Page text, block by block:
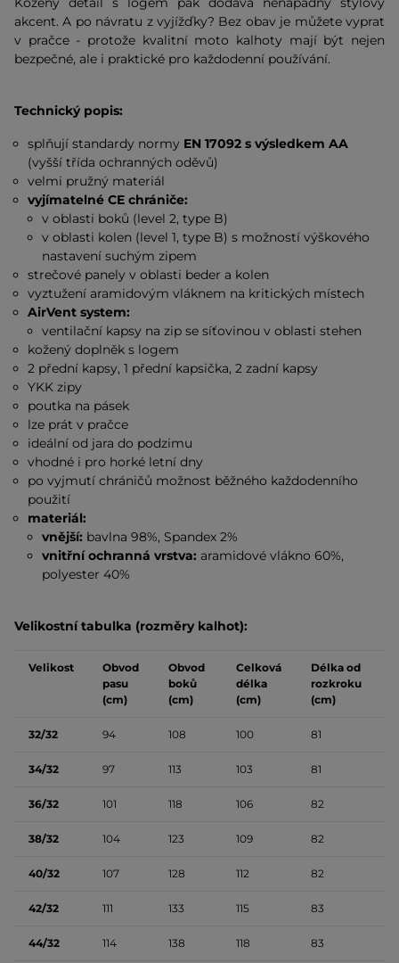
akcent. A po návratu z vyjížďky? Bez obav je můžete vyprat
v pračce - protože kvalitní moto kalhoty mají být nejen
bezpečné, ale i praktické pro každodenní používání.
Technický popis:
splňují standardy normy EN 17092 s výsledkem AA
(vyšší třída ochranných oděvů)
velmi pružný materiál
vyjímatelné CE chrániče:
v oblasti boků (level 2, type B)
v oblasti kolen (level 1, type B) s možností výškového
nastavení suchým zipem
strečové panely v oblasti beder a kolen
vyztužení aramidovým vláknem na kritických místech
AirVent system:
ventilační kapsy na zip se síťovinou v oblasti stehen
kožený doplněk s logem
2 přední kapsy, 1 přední kapsička, 2 zadní kapsy
YKK zipy
poutka na pásek
lze prát v pračce
ideální od jara do podzimu
vhodné i pro horké letní dny
po vyjmutí chráničů možnost běžného každodenního
použití
materiál:
vnější: bavlna 98%, Spandex 2%
vnitřní ochranná vrstva: aramidové vlákno 60%,
polyester 40%
Velikostní tabulka (rozměry kalhot):
Velikost
Obvod
pasu
(cm)
Obvod
boků
(cm)
Celková
délka
(cm)
Délka od
rozkroku
(cm)
32/32 94 108 100 81
34/32 97 113 103 81
36/32 101 118 106 82
38/32 104 123 109 82
40/32 107 128 112 82
42/32 111 133 115 83
44/32 114 138 118 83